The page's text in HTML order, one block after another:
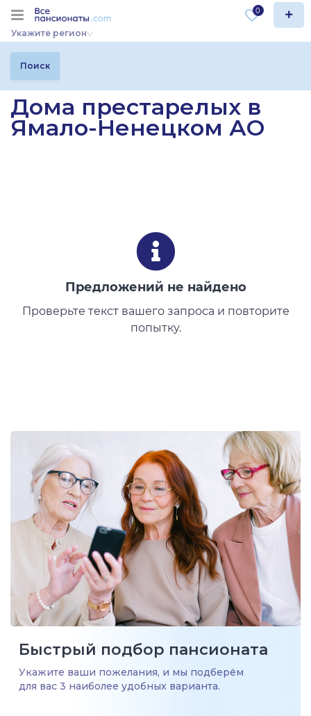
Укажите регион
0
Поиск
Дома престарелых в
Ямало-Ненецком АО
Предложений не найдено
Проверьте текст вашего запроса и повторите
попытку.
Быстрый подбор пансионата
Укажите ваши пожелания, и мы подберём
для вас 3 наиболее удобных варианта.